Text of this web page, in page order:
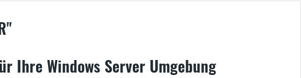
Ihre Windows Server Umgebung